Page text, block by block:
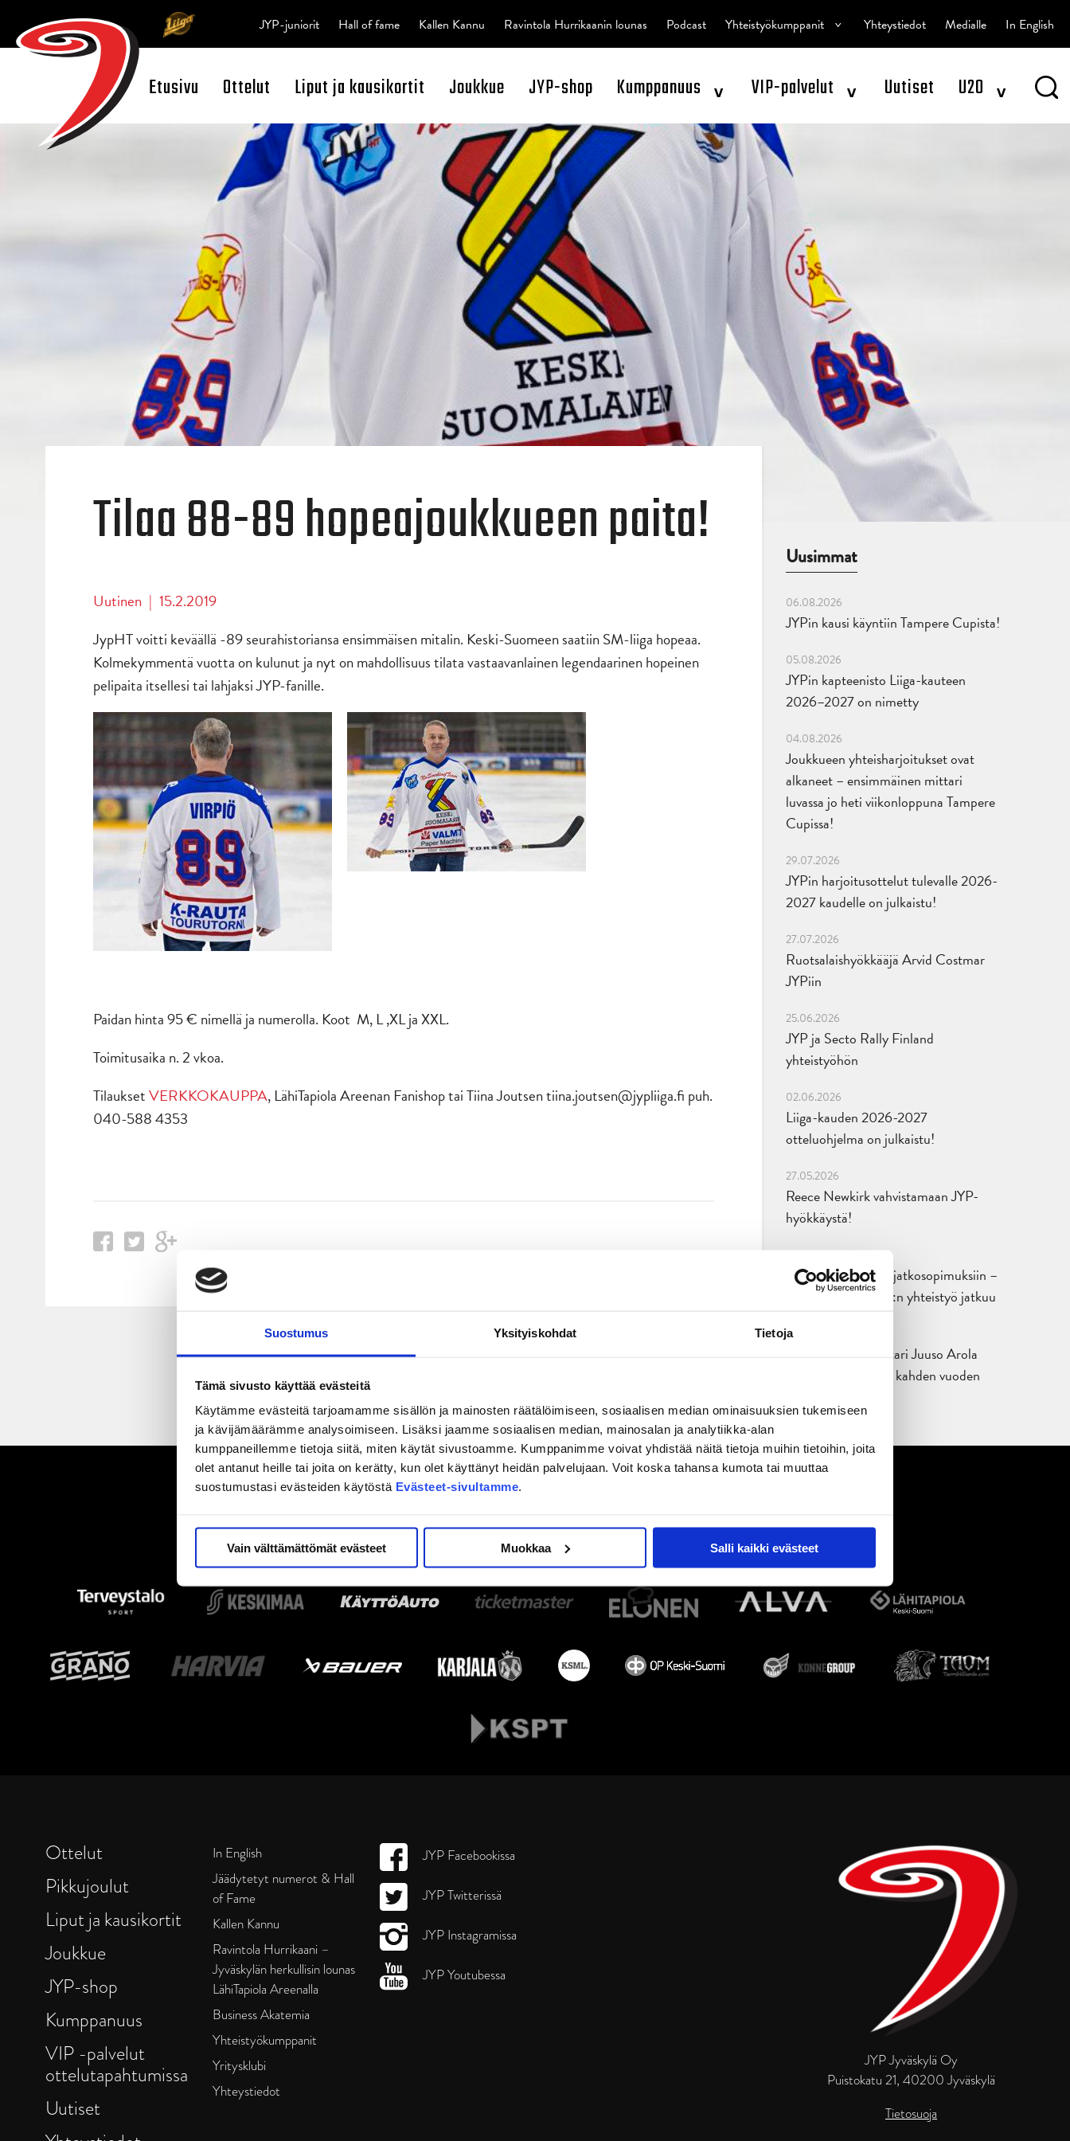
Suostumus Yksityiskohdat Tietoja
Tämä sivusto käyttää evästeitä
Käytämme evästeitä tarjoamamme sisällön ja mainosten räätälöimiseen, sosiaalisen median ominaisuuksien tukemiseen
ja kävijämäärämme analysoimiseen. Lisäksi jaamme sosiaalisen median, mainosalan ja analytiikka-alan
kumppaneillemme tietoja siitä, miten käytät sivustoamme. Kumppanimme voivat yhdistää näitä tietoja muihin tietoihin, joita
olet antanut heille tai joita on kerätty, kun olet käyttänyt heidän palvelujaan. Voit koska tahansa kumota tai muuttaa
suostumustasi evästeiden käytöstä Evästeet-sivultamme.
Vain välttämättömät evästeet Muokkaa Salli kaikki evästeet
Open Search
Etusivu Ottelut Liput ja kausikortit Joukkue JYP-shop Kumppanuus ^ VIP-palvelut ^ Uutiset U20 ^
JYP-juniorit Hall of fame Kallen Kannu Ravintola Hurrikaanin lounas Podcast Yhteistyökumppanit ^ Yhteystiedot Medialle In English
Tilaa 88-89 hopeajoukkueen paita!
Uutinen | 15.2.2019
JypHT voitti keväällä -89 seurahistoriansa ensimmäisen mitalin. Keski-Suomeen saatiin SM-liiga hopeaa.
Kolmekymmentä vuotta on kulunut ja nyt on mahdollisuus tilata vastaavanlainen legendaarinen hopeinen
pelipaita itsellesi tai lahjaksi JYP-fanille.
Paidan hinta 95 € nimellä ja numerolla. Koot M, L ,XL ja XXL.
Toimitusaika n. 2 vkoa.
TilauksetVERKKOKAUPPA, LähiTapiola Areenan Fanishop tai Tiina Joutsen tiina.joutsen@jypliiga.fi puh.
040-588 4353
Uusimmat
06.08.2026
JYPin kausi käyntiin Tampere Cupista!
05.08.2026
JYPin kapteenisto Liiga-kauteen
2026–2027 on nimetty
04.08.2026
Joukkueen yhteisharjoitukset ovat
alkaneet – ensimmäinen mittari
luvassa jo heti viikonloppuna Tampere
Cupissa!
29.07.2026
JYPin harjoitusottelut tulevalle 2026-
2027 kaudelle on julkaistu!
27.07.2026
Ruotsalaishyökkääjä Arvid Costmar
JYPiin
25.06.2026
JYP ja Secto Rally Finland
yhteistyöhön
02.06.2026
Liiga-kauden 2026-2027
otteluohjelma on julkaistu!
27.05.2026
Reece Newkirk vahvistamaan JYP-
hyökkäystä!
18.05.2026
Jaatinen ja Liljamo jatkosopimuksiin –
JYPin ja KeuPa HT:n yhteistyö jatkuu
14.05.2026
Tuore Sveitsin mestari Juuso Arola
JYP-puolustukseen kahden vuoden
JYP Jyväskylä Oy
Puistokatu 21, 40200 Jyväskylä
Tietosuoja
Ottelut
Pikkujoulut
Liput ja kausikortit
Joukkue
JYP-shop
Kumppanuus
VIP -palvelut
ottelutapahtumissa
Uutiset
In English
Jäädytetyt numerot & Hall
of Fame
Kallen Kannu
Ravintola Hurrikaani –
Jyväskylän herkullisin lounas
LähiTapiola Areenalla
Business Akatemia
Yhteistyökumppanit
Yritysklubi
Yhteystiedot
JYP Facebookissa
JYP Twitterissä
JYP Instagramissa
JYP Youtubessa